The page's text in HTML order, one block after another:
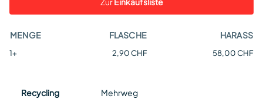
MENGE FLASCHE HARASS
1+ 2,90 CHF 58,00 CHF
Recycling
Mehrweg